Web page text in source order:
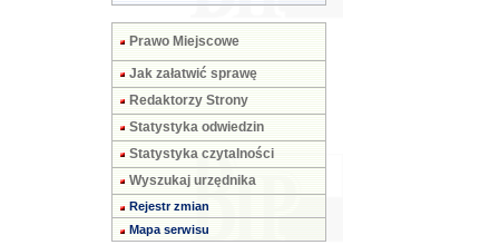
Prawo Miejscowe
Jak załatwić sprawę
Redaktorzy Strony
Statystyka odwiedzin
Statystyka czytalności
Wyszukaj urzędnika
Rejestr zmian
Mapa serwisu